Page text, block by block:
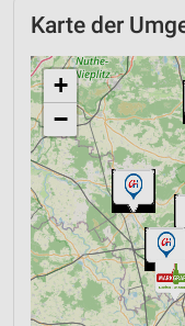
Karte der
+
−